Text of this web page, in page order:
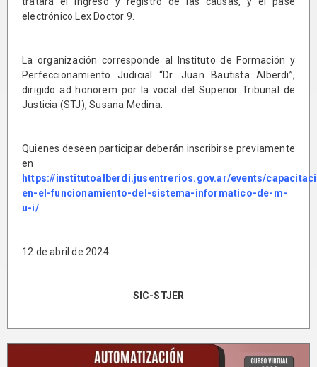
electrónico Lex Doctor 9.
La organización corresponde al Instituto de Formación y
Perfeccionamiento Judicial “Dr. Juan Bautista Alberdi”,
dirigido ad honorem por la vocal del Superior Tribunal de
Justicia (STJ), Susana Medina.
Quienes deseen participar deberán inscribirse previamente
en
https://institutoalberdi.jusentrerios.gov.ar/events/
en-el-funcionamiento-del-sistema-informatico-de-m-
u-i/.
12 de abril de 2024
SIC-STJER